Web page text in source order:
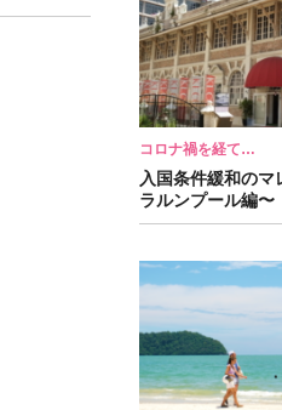
コロナ禍を経て…
入国条件緩和の
ラルンプール編〜